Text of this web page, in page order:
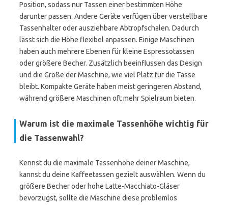
Position, sodass nur Tassen einer bestimmten Höhe
darunter passen. Andere Geräte verfügen über verstellbare
Tassenhalter oder ausziehbare Abtropfschalen. Dadurch
lässt sich die Höhe flexibel anpassen. Einige Maschinen
haben auch mehrere Ebenen für kleine Espressotassen
oder größere Becher. Zusätzlich beeinflussen das Design
und die Größe der Maschine, wie viel Platz für die Tasse
bleibt. Kompakte Geräte haben meist geringeren Abstand,
während größere Maschinen oft mehr Spielraum bieten.
Warum ist die maximale Tassenhöhe wichtig für
die Tassenwahl?
Kennst du die maximale Tassenhöhe deiner Maschine,
kannst du deine Kaffeetassen gezielt auswählen. Wenn du
größere Becher oder hohe Latte-Macchiato-Gläser
bevorzugst, sollte die Maschine diese problemlos